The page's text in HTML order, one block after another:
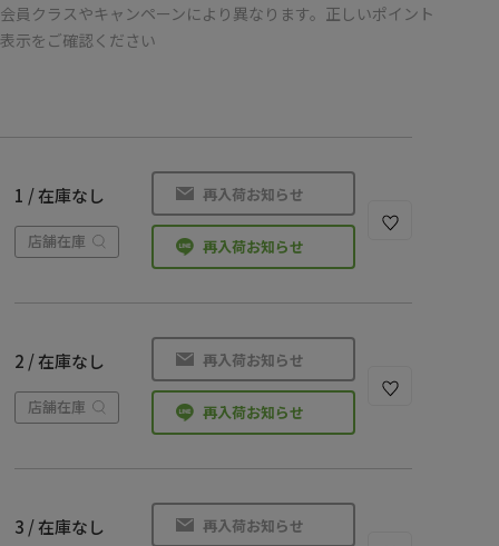
員クラスやキャンペーンにより異なります。正しいポイント
示をご確認ください
1 / 在庫なし
店舗在庫
再入荷お知らせ
再入荷お知らせ
2 / 在庫なし
店舗在庫
再入荷お知らせ
再入荷お知らせ
3 / 在庫なし 再入荷お知らせ